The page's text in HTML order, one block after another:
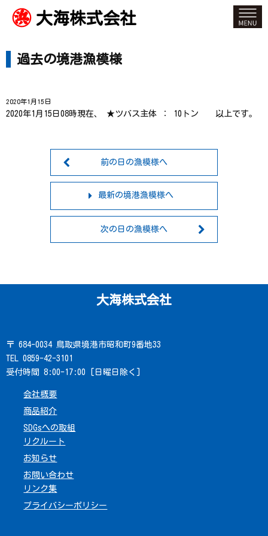
大海株式会社
過去の境港漁模様
2020年1月15日
2020年1月15日08時現在、 ★ツバス主体 ： 10トン 以上です。
前の日の漁模様へ
最新の境港漁模様へ
次の日の漁模様へ
大海株式会社
〒 684-0034 鳥取県境港市昭和町9番地33
TEL 0859-42-3101
受付時間 8:00-17:00 [日曜日除く]
会社概要
商品紹介
SDGsへの取組
リクルート
お知らせ
お問い合わせ
リンク集
プライバシーポリシー